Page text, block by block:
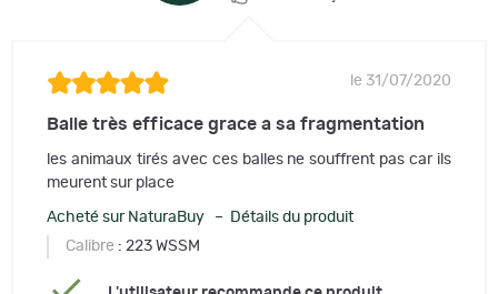
le 31/07/2020
Balle très efficace grace a sa fragmentation
les animaux tirés avec ces balles ne souffrent pas car ils
meurent sur place
Acheté sur NaturaBuy – Détails du produit
Calibre : 223 WSSM